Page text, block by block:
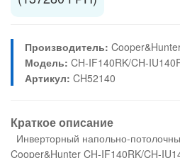
Производитель:
Модель: CH-IF140RK/CH-
Артикул: CH52140
Краткое описание
Инверторный напольно-
Cooper&Hunter CH-IF140RK/CH-